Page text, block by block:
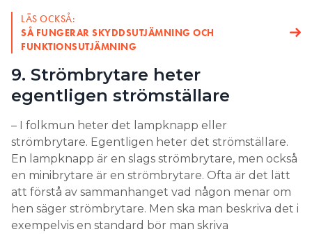
LÄS OCKSÅ:
SÅ FUNGERAR SKYDDSUTJÄMNING OCH
FUNKTIONSUTJÄMNING
9. Strömbrytare heter
egentligen strömställare
– I folkmun heter det lampknapp eller
strömbrytare. Egentligen heter det strömställare.
En lampknapp är en slags strömbrytare, men också
en minibrytare är en strömbrytare. Ofta är det lätt
att förstå av sammanhanget vad någon menar om
hen säger strömbrytare. Men ska man beskriva det i
exempelvis en standard bör man skriva